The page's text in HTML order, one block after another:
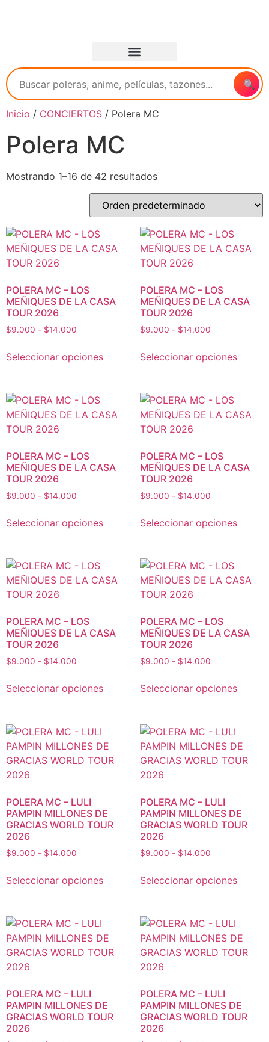
🔍
Inicio / CONCIERTOS / Polera MC
Polera MC
Mostrando 1–16 de 42 resultados
POLERA MC – LOS
MEÑIQUES DE LA CASA
TOUR 2026
$9.000 - $14.000
Seleccionar opciones
POLERA MC – LOS
MEÑIQUES DE LA CASA
TOUR 2026
$9.000 - $14.000
Seleccionar opciones
POLERA MC – LOS
MEÑIQUES DE LA CASA
TOUR 2026
$9.000 - $14.000
Seleccionar opciones
POLERA MC – LOS
MEÑIQUES DE LA CASA
TOUR 2026
$9.000 - $14.000
Seleccionar opciones
POLERA MC – LOS
MEÑIQUES DE LA CASA
TOUR 2026
$9.000 - $14.000
Seleccionar opciones
POLERA MC – LOS
MEÑIQUES DE LA CASA
TOUR 2026
$9.000 - $14.000
Seleccionar opciones
POLERA MC – LULI
PAMPIN MILLONES DE
GRACIAS WORLD TOUR
2026
$9.000 - $14.000
Seleccionar opciones
POLERA MC – LULI
PAMPIN MILLONES DE
GRACIAS WORLD TOUR
2026
$9.000 - $14.000
Seleccionar opciones
POLERA MC – LULI
PAMPIN MILLONES DE
GRACIAS WORLD TOUR
2026
POLERA MC – LULI
PAMPIN MILLONES DE
GRACIAS WORLD TOUR
2026